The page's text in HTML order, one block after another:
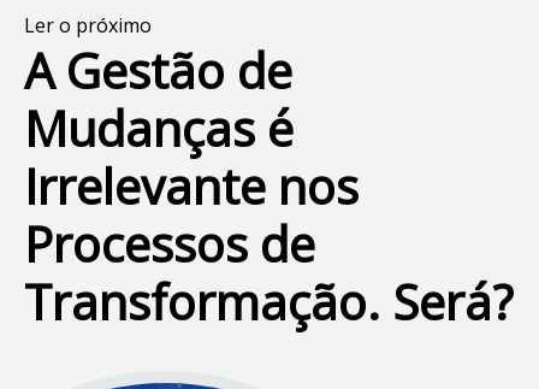
Ler o próximo
A Gestão de
Mudanças é
Irrelevante nos
Processos de
Transformação. Será?